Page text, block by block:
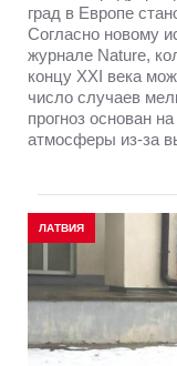
град в Европе
Согласно новому
журнале Nature,
концу XXI века
число случаев
прогноз основан
атмосферы из-за
ЛАТВИЯ